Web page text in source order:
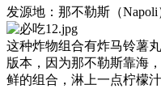
发源地：那不勒斯（Napoli
这种炸物组合有炸马铃薯
版本，因为那不勒斯靠海
鲜的组合，淋上一点柠檬